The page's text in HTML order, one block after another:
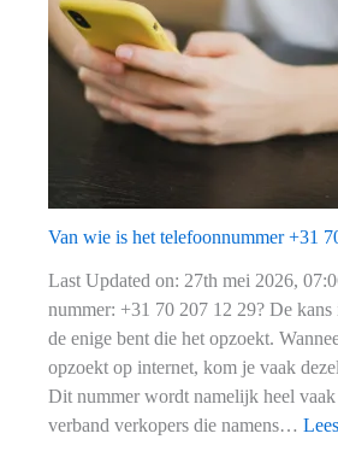
56?
Van wie is het telefoonnummer +31
Last Updated on: 27th mei 2026,
nummer: +31 70 207 12 29? De kans
de enige bent die het opzoekt.
opzoekt op internet, kom je vaak
Dit nummer wordt namelijk heel vaak
verband verkopers die namens…